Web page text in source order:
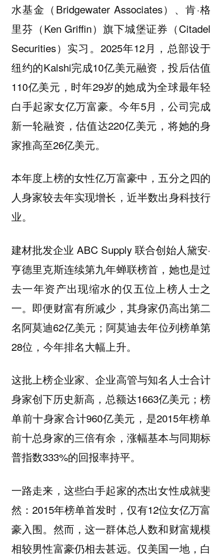
水基金（Bridgewater Associates）、肯·格
里芬（Ken Griffin）旗下城堡证券（Citadel
Securities）实习。2025年12月，总部设于
纽约的Kalshi完成10亿美元融资，投后估值
110亿美元，时年29岁的她成为全球最年轻
白手起家女亿万富豪。今年5月，公司完成
新一轮融资，估值达220亿美元，将她的身
家推高至26亿美元。
本年度上榜的女性亿万富豪中，五分之四的
人身家较去年实现增长，近半数出身科技行
业。
建材批发企业 ABC Supply 联合创始人黛安·
亨德里克斯连续第九年蝉联榜首，她也是过
去一年资产出现缩水的仅五位上榜人士之
一。即便财富有所减少，其身家仍高出第二
名阿莫迪62亿美元；阿莫迪去年位列榜单第
28位，今年排名大幅上升。
这批上榜企业家、企业高管与知名人士合计
身家创下历史新高，总额达1663亿美元；榜
单前十身家合计960亿美元，是2015年榜单
前十总身家的三倍有余，涨幅基本与同期标
普指数333%的回报率持平。
一路走来，这些白手起家的杰出女性成就斐
然：2015年榜单首发时，仅有12位女亿万富
豪入围。然而，这一群体总人数和财富规模
相较男性富豪仍相去甚远。仅美国一地，白